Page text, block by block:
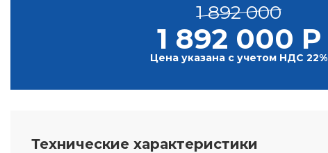
1 892 000
1 892 000 Р
Цена указана с учетом НДС 22%
Технические характеристики